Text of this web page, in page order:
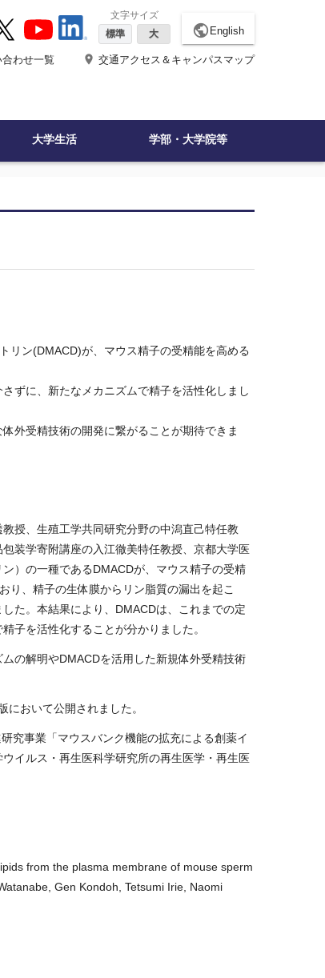
文字サイズ
標準
大 public English
合わせ一覧 place 交通アクセス＆キャンパスマップ
大学生活 学部・大学院等
リン(DMACD)が、マウス精子の受精能を高める
ずに、新たなメカニズムで精子を活性化しまし
外受精技術の開発に繋がることが期待できま
授、生殖工学共同研究分野の中潟直己特任教
装学寄附講座の入江徹美特任教授、京都大学医
）の一種であるDMACDが、マウス精子の受精
り、精子の生体膜からリン脂質の漏出を起こ
た。本結果により、 DMACDは、これまでの定
子を活性化することが分かりました。
の解明やDMACDを活用した新規体外受精技術
において公開されました。
究事業「マウスバンク機能の拡充による創薬イ
イルス・再生医科学研究所の再生医学・再生医
from the plasma membrane of mouse sperm
Gen Kondoh, Tetsumi Irie, Naomi